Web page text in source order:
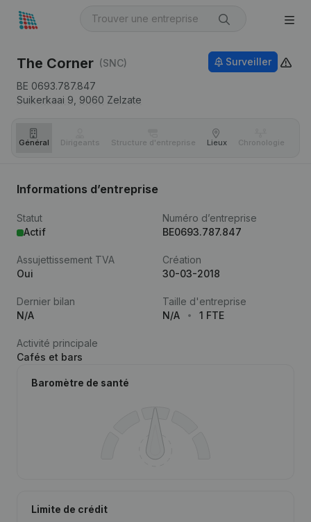
The Corner (SNC)
BE 0693.787.847
Suikerkaai 9, 9060 Zelzate
Surveiller
Général Dirigeants Structure d'entreprise Lieux Chronologie
Informations d’entreprise
Statut
Actif
Numéro d’entreprise
BE0693.787.847
Assujettissement TVA
Oui
Création
30-03-2018
Dernier bilan
N/A
Taille d'entreprise
N/A
1 FTE
Activité principale
Cafés et bars
Baromètre de santé
Limite de crédit